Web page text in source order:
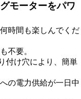
モーターをパワ
時間も楽しんでくだ
不要。
付け穴により、簡単
の電力供給が一日中